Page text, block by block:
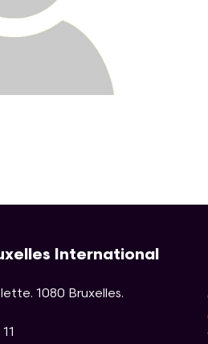
International
. 1080 Bruxelles.